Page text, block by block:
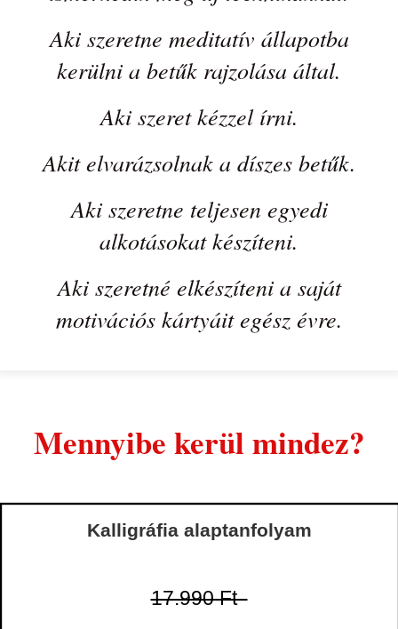
Aki szeretne meditatív állapotba
kerülni a betűk rajzolása által.
Aki szeret kézzel írni.
Akit elvarázsolnak a díszes betűk.
Aki szeretne teljesen egyedi
alkotásokat készíteni.
Aki szeretné elkészíteni a saját
motivációs kártyáit egész évre.
Mennyibe kerül mindez?
Kalligráfia alaptanfolyam
17.990 Ft